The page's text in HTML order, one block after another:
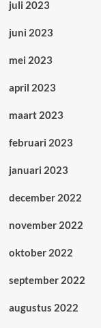
juli 2023
juni 2023
mei 2023
april 2023
maart 2023
februari 2023
januari 2023
december 2022
november 2022
oktober 2022
september 2022
augustus 2022